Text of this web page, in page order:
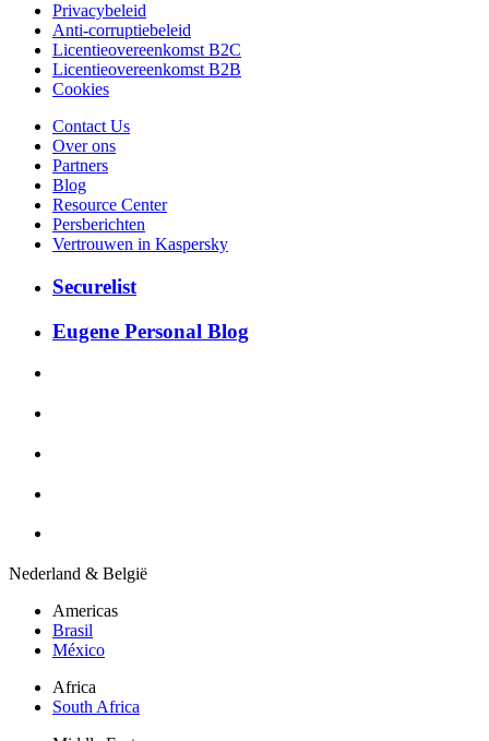
Privacybeleid
Anti-corruptiebeleid
Licentieovereenkomst B2C
Licentieovereenkomst B2B
Cookies
Contact Us
Over ons
Partners
Blog
Resource Center
Persberichten
Vertrouwen in Kaspersky
Securelist
Eugene Personal Blog
Nederland & België
Americas
Brasil
México
Africa
South Africa